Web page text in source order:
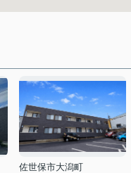
佐世保市大潟町